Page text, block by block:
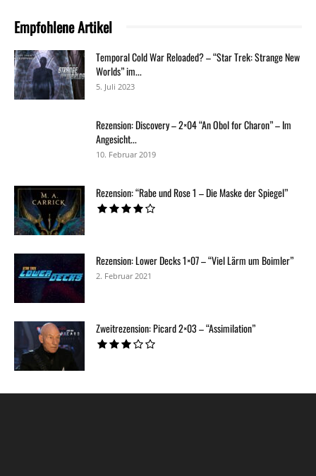
Empfohlene Artikel
Temporal Cold War Reloaded? – “Star Trek: Strange New
Worlds” im...
5. Juli 2023
Rezension: Discovery – 2×04 “An Obol for Charon” – Im
Angesicht...
10. Februar 2019
Rezension: “Rabe und Rose 1 – Die Maske der Spiegel”
Rezension: Lower Decks 1×07 – “Viel Lärm um Boimler”
2. Februar 2021
Zweitrezension: Picard 2×03 – “Assimilation”